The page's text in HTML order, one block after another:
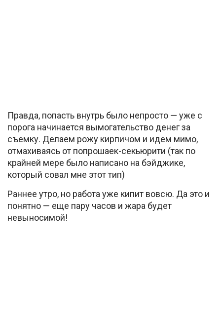
Правда, попасть внутрь было непросто — уже с
порога начинается вымогательство денег за
съемку. Делаем рожу кирпичом и идем мимо,
отмахиваясь от попрошаек-секьюрити (так по
крайней мере было написано на бэйджике,
который совал мне этот тип)
Раннее утро, но работа уже кипит вовсю. Да это и
понятно — еще пару часов и жара будет
невыносимой!